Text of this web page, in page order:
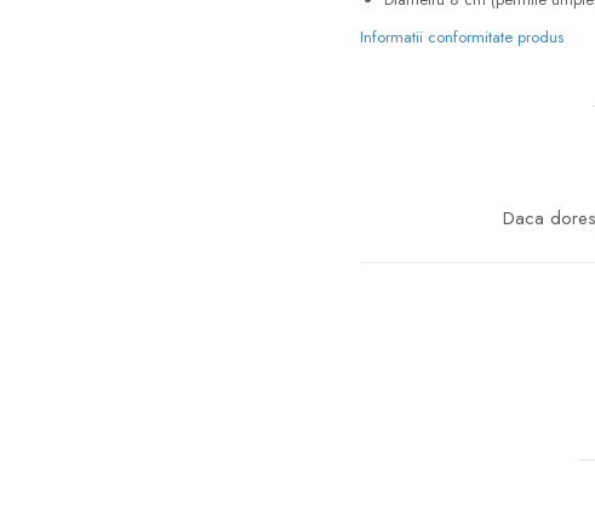
Informatii conformitate produs
Daca